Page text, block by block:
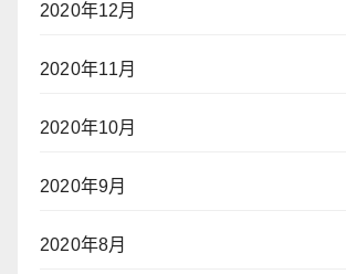
2020年12月
2020年11月
2020年10月
2020年9月
2020年8月